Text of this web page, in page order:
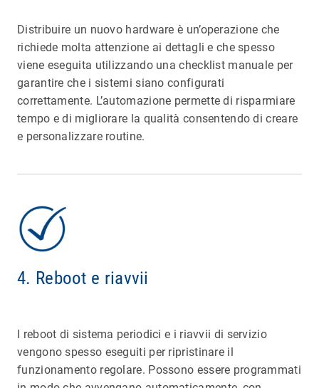
Distribuire un nuovo hardware è un’operazione che
richiede molta attenzione ai dettagli e che spesso
viene eseguita utilizzando una checklist manuale per
garantire che i sistemi siano configurati
correttamente. L’automazione permette di risparmiare
tempo e di migliorare la qualità consentendo di creare
e personalizzare routine.
4. Reboot e riavvii
I reboot di sistema periodici e i riavvii di servizio
vengono spesso eseguiti per ripristinare il
funzionamento regolare. Possono essere programmati